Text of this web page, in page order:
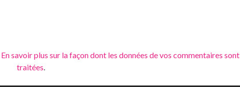
En savoir plus sur la façon dont les données de vos commentaires sont
traitées.